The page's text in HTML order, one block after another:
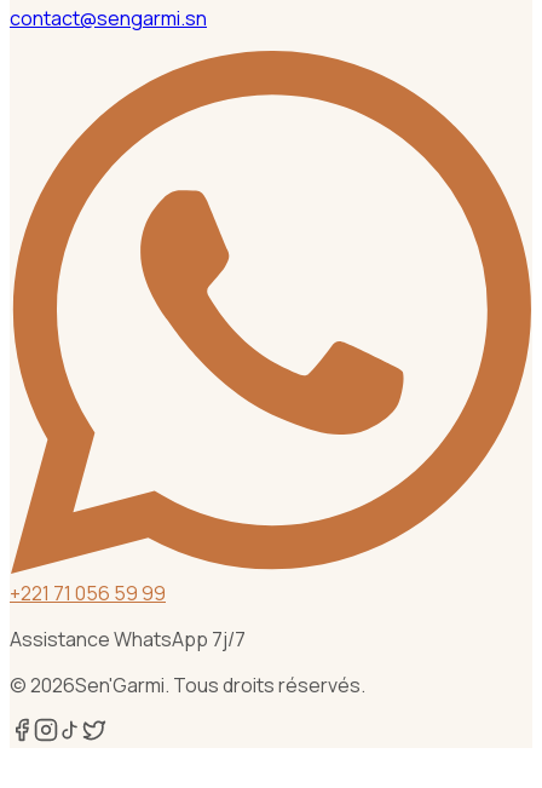
contact@sengarmi.sn
+221 71 056 59 99
Assistance WhatsApp 7j/7
©2026Sen'Garmi. Tous droits réservés.